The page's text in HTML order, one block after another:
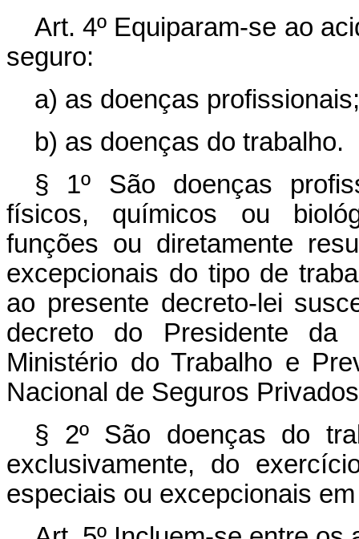
Art. 4º Equiparam-se ao
seguro:
a) as doenças profissionais;
b) as doenças do trabalho.
§ 1º São doenças
físicos, químicos ou
funções ou diretamente
excepcionais do tipo de
ao presente decreto-lei
decreto do Presidente da
Ministério do Trabalho e
Nacional de Seguros
§ 2º São doenças do
exclusivamente, do
especiais ou excepcionais